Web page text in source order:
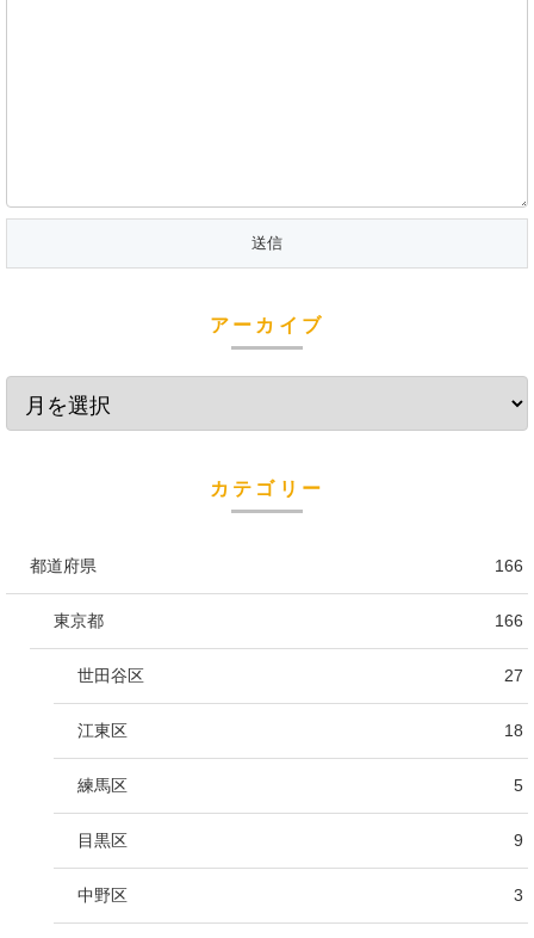
アーカイブ
カテゴリー
都道府県 166
東京都 166
世田谷区 27
江東区 18
練馬区 5
目黒区 9
中野区 3